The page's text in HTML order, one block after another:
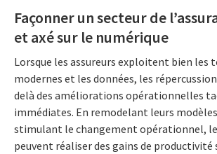
Façonner un secteur de
et axé sur le numérique
Lorsque les assureurs exploitent bien les
modernes et les données, les
delà des améliorations opérationnelles
immédiates. En remodelant leurs modèles
stimulant le changement opérationnel,
peuvent réaliser des gains de productivité